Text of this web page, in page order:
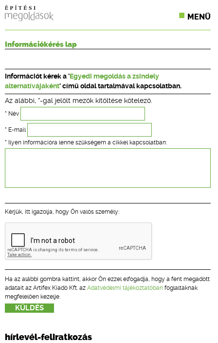
MENÜ
CPR TERMÉKKIÍRÁS
ÉPÍTÉSI JOG
ONLINE KÉPZÉSEK
TERVEZÉSI SEGÉDLETEK
Információkérés lap
Információt kérek a ' Egyedi megoldás a zsindely
alternatívájaként' című oldal tartalmával kapcsolatban.
Az alábbi, *-gal jelölt mezők kitöltése kötelező.
* Név
* E-mail
* Ilyen információra lenne szükségem a cikkel kapcsolatban:
Kérjük, itt igazolja, hogy Ön valós személy:
Ha az alábbi gombra kattint, akkor Ön ezzel elfogadja, hogy a fent megadott
adatait az Artifex Kiadó Kft. az Adatvédelmi tájékoztatóban foglaltaknak
megfelelően kezelje.
hírlevél-feliratkozás